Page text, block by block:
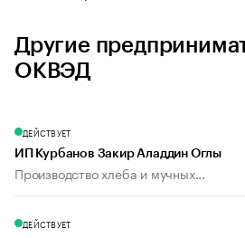
Другие
ОКВЭД
ДЕЙСТВУЕТ
ИП Курбанов Закир Аладдин Оглы
Производство хлеба и мучных...
ДЕЙСТВУЕТ